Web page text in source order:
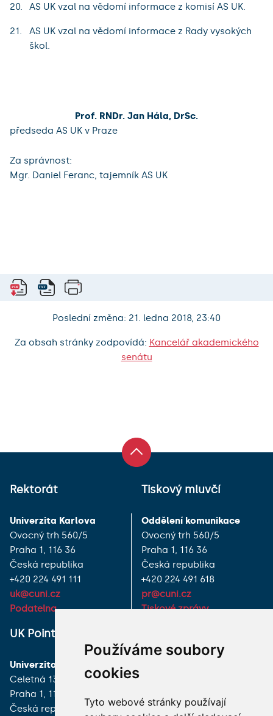
Používáme soubory
cookies
Tyto webové stránky používají
AS UK vzal na vědomí informace z komisí AS UK.
AS UK vzal na vědomí informace z Rady vysokých
škol.
Prof. RNDr. Jan Hála, DrSc.
předseda AS UK v Praze
Za správnost:
Mgr. Daniel Feranc, tajemník AS UK
Poslední změna: 21. ledna 2018, 23:40
Za obsah stránky zodpovídá: Kancelář akademického
senátu
Rektorát
Univerzita Karlova
Ovocný trh 560/5
Praha 1, 116 36
Česká republika
+420 224 491 111
uk@cuni.cz
Podatelna
Tiskový mluvčí
Oddělení komunikace
Ovocný trh 560/5
Praha 1, 116 36
Česká republika
+420 224 491 618
pr@cuni.cz
Tiskové zprávy
UK Point
Univerzita Karlova
Celetná 13
Praha 1, 116 36
Česká republika
JAK K NÁM?